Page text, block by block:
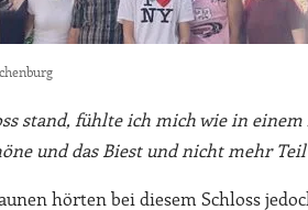
stand, fühlte ich mich wie in
und das Biest und nicht mehr
hörten bei diesem Schloss